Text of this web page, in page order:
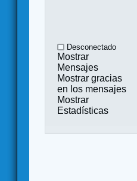
Desconectado
Mostrar
Mensajes
Mostrar gracias
en los mensajes
Mostrar
Estadísticas